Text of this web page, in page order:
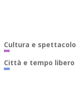
Cultura e spettacolo
Città e tempo libero